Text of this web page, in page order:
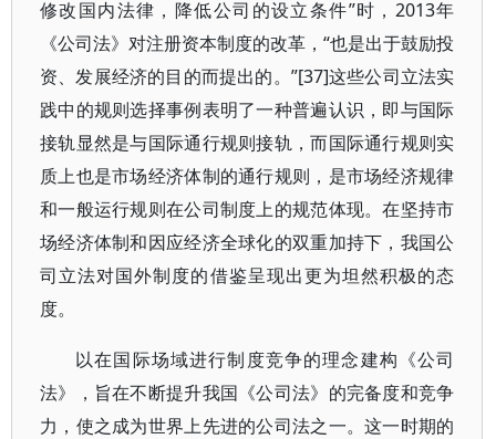
修改国内法律，降低公司的设立条件”时，2013年
《公司法》对注册资本制度的改革，“也是出于鼓励投
资、发展经济的目的而提出的。”[37]这些公司立法实
践中的规则选择事例表明了一种普遍认识，即与国际
接轨显然是与国际通行规则接轨，而国际通行规则实
质上也是市场经济体制的通行规则，是市场经济规律
和一般运行规则在公司制度上的规范体现。在坚持市
场经济体制和因应经济全球化的双重加持下，我国公
司立法对国外制度的借鉴呈现出更为坦然积极的态
度。
以在国际场域进行制度竞争的理念建构《公司
法》，旨在不断提升我国《公司法》的完备度和竞争
力，使之成为世界上先进的公司法之一。这一时期的